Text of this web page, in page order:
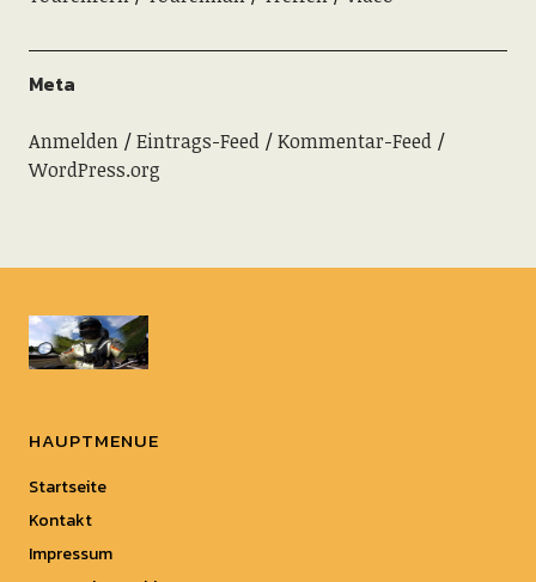
Meta
Anmelden Eintrags-Feed
Kommentar-Feed
WordPress.org
HAUPTMENUE
Startseite
Kontakt
Impressum